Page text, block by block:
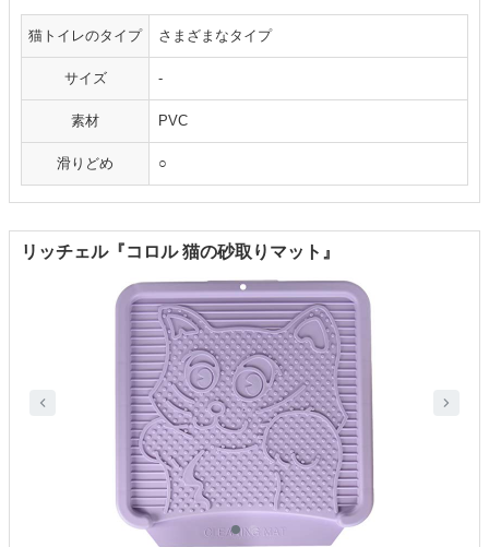
猫トイレのタイプ さまざまなタイプ
サイズ -
素材 PVC
滑りどめ ○
リッチェル『コロル 猫の砂取りマット』